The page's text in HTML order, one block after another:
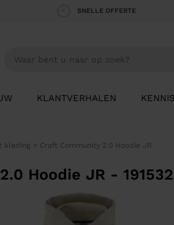
SNELLE OFFERTE
KLANTVERHALEN
kleding > Craft Community 2.0 Hoodie JR
Hoodie JR -